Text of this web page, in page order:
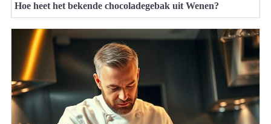
Hoe heet het bekende chocoladegebak uit Wenen?